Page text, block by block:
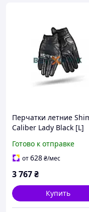
Перчатки летние
Caliber Lady Black [L]
Готово к отправке
от628₴/мес
3 767₴
Купить